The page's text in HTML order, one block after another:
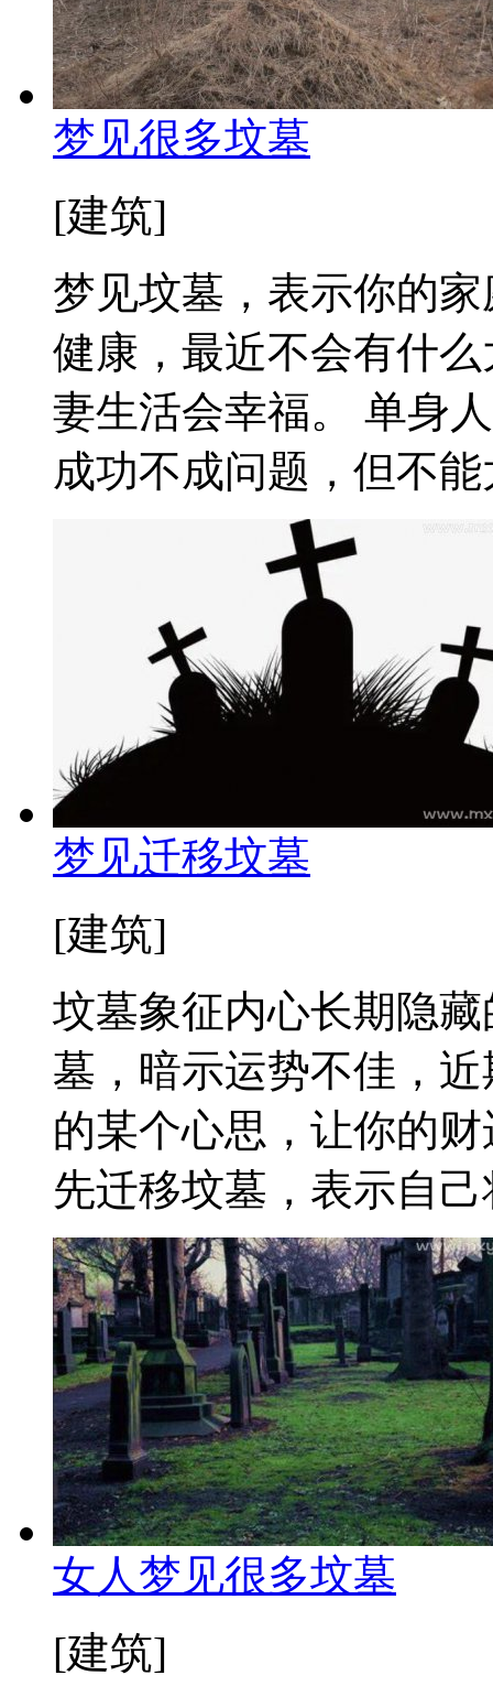
梦见很多坟墓
[建筑]
梦见坟墓，表示你的
健康，最近不会有什
妻生活会幸福。 单身
成功不成问题，但不
梦见迁移坟墓
[建筑]
坟墓象征内心长期隐
墓，暗示运势不佳，
的某个心思，让你的
先迁移坟墓，表示自
女人梦见很多坟墓
[建筑]